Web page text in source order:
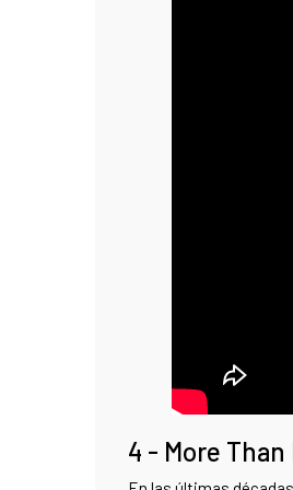
4 - More Than